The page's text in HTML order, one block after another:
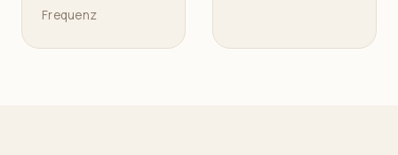
Frequenz